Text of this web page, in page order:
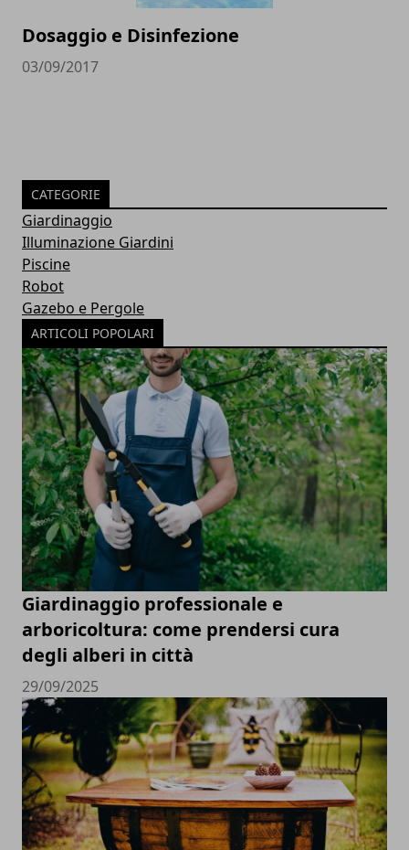
Dosaggio e Disinfezione
03/09/2017
CATEGORIE
Giardinaggio
Illuminazione Giardini
Piscine
Robot
Gazebo e Pergole
ARTICOLI POPOLARI
Giardinaggio professionale e
arboricoltura: come prendersi cura
degli alberi in città
29/09/2025